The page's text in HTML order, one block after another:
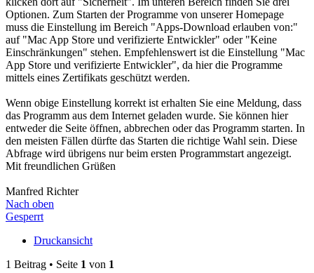
Optionen. Zum Starten der Programme von unserer Homepage
muss die Einstellung im Bereich "Apps-Download erlauben von:"
auf "Mac App Store und verifizierte Entwickler" oder "Keine
Einschränkungen" stehen. Empfehlenswert ist die Einstellung "Mac
App Store und verifizierte Entwickler", da hier die Programme
mittels eines Zertifikats geschützt werden.
Wenn obige Einstellung korrekt ist erhalten Sie eine Meldung, dass
das Programm aus dem Internet geladen wurde. Sie können hier
entweder die Seite öffnen, abbrechen oder das Programm starten. In
den meisten Fällen dürfte das Starten die richtige Wahl sein. Diese
Abfrage wird übrigens nur beim ersten Programmstart angezeigt.
Mit freundlichen Grüßen
Manfred Richter
Nach oben
Gesperrt
Druckansicht
1 Beitrag • Seite 1 von 1